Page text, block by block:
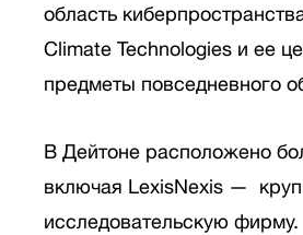
область
Climate Technologies и ее
предметы повседневного
В Дейтоне расположено
включая LexisNexis —
исследовательскую фирму.